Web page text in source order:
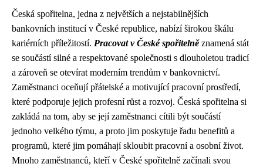
Česká spořitelna, jedna z největších a nejstabilnějších
bankovních institucí v České republice, nabízí širokou škálu
kariérních příležitostí. Pracovat v České spořitelněznamená stát
se součástí silné a respektované společnosti s dlouholetou tradicí
a zároveň se otevírat moderním trendům v bankovnictví.
Zaměstnanci oceňují přátelské a motivující pracovní prostředí,
které podporuje jejich profesní růst a rozvoj. Česká spořitelna si
zakládá na tom, aby se její zaměstnanci cítili být součástí
jednoho velkého týmu, a proto jim poskytuje řadu benefitů a
programů, které jim pomáhají skloubit pracovní a osobní život.
Mnoho zaměstnanců, kteří v České spořitelně začínali svou